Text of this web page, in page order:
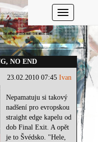
Toggle
NO END
23.02.2010 07:45Ivan
Nepamatuju si takový
nadšení pro evropskou
straight edge kapelu od
dob Final Exit. A opět
je to Švédsko. "Hele,